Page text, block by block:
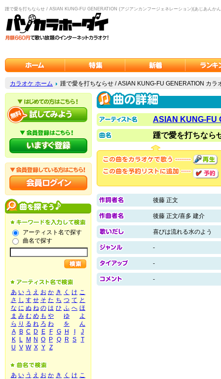
踵で愛を打ちならせ / ASIAN KUNG-FU GENERATION (アジアンカンフージェネレーション)(あじあんか
カラオケ ホーム 踵で愛を打ちならせ / ASIAN KUNG-FU GENERATION カラ
アーティスト名で探す
曲名で探す
あ い う え お か き く け こ
さ し す せ そ た ち つ て と
な に ぬ ね の は ひ ふ へ ほ
ま み む め も や ゆ
よ
ら り る れ ろ わ を
ん
A
B C D E F G H
J
K
L M N O P Q R S
T
U V W X Y Z
あ い う え お か き く け こ
ASIAN KUNG-FU
踵で愛を打ちなら
後藤 正文
後藤 正文/喜多 建介
喜びは流れる水のよう
-
-
-